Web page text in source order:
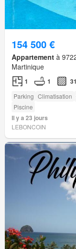
154 500 €
Appartement à
Martinique
1 1
Parking Climatisation
Piscine
Il y a 23 jours
LEBONCOIN